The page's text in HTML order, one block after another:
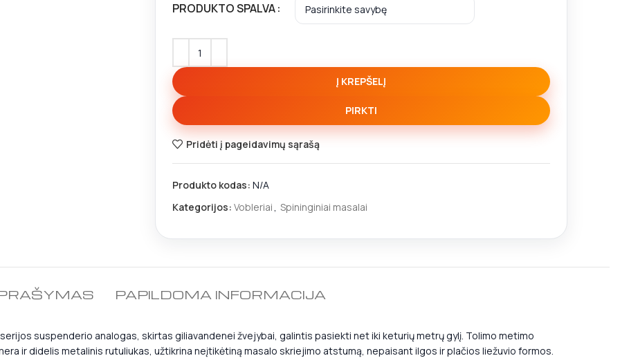
PRODUKTO SPALVA
Į KREPŠELĮ
PIRKTI
Pridėti į pageidavimų sąrašą
Produkto kodas: N/A
Kategorijos: Vobleriai, Spininginiai masalai
PAPILDOMA INFORMACIJA
suspenderio analogas, skirtas giliavandenei žvejybai, galintis pasiekti net iki keturių metrų gylį. Tolimo metimo
ir didelis metalinis rutuliukas, užtikrina neįtikėtiną masalo skriejimo atstumą, nepaisant ilgos ir plačios liežuvio formos.